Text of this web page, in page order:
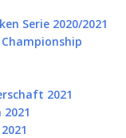
Serie 2020/2021
Championship
2021
2021